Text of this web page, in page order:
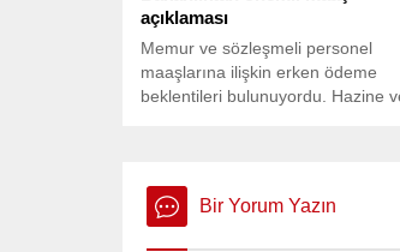
açıklaması
Memur ve sözleşmeli personel
maaşlarına ilişkin erken ödeme
beklentileri bulunuyordu. Hazine
Bir Yorum Yazın